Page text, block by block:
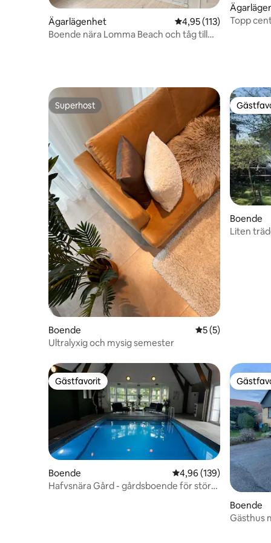
Ägarlägenhet 4,95 av 5 i
4,95 (113)
Boende nära Lomma Beach och tåg till
Topp
Superhost
Superhost
Boende 5 av 5 i
5 (5)
Ultralyxig och mysig semester
Boende
Liten
Gästfavorit
Gästfavorit
Boende 4,96 av 5 i
4,96 (139)
Hafvsnära Gård - gårdsboende för större
Boende
Gästhus